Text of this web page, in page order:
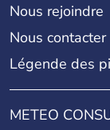
Nous rejoindre
Nous contacter
Légende des
METEO